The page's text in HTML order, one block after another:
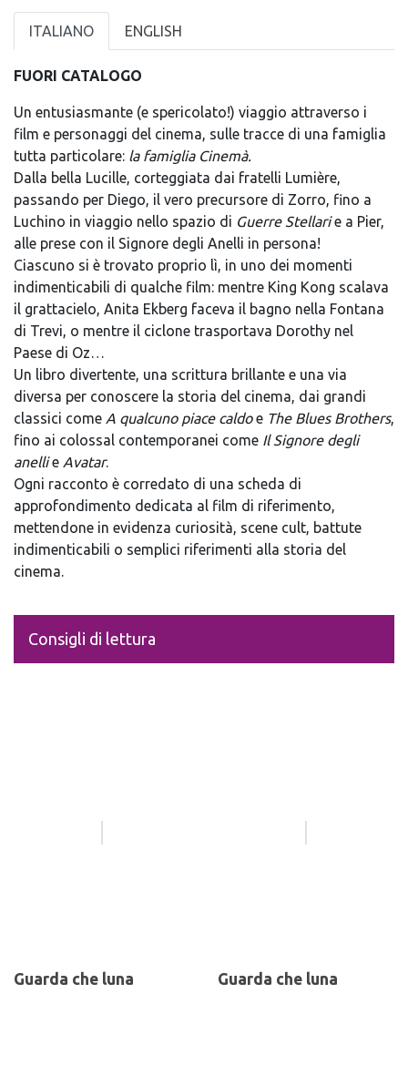
ITALIANO ENGLISH
FUORI CATALOGO
Un entusiasmante (e spericolato!) viaggio attraverso i
film e personaggi del cinema, sulle tracce di una famiglia
tutta particolare: la famiglia Cinemà.
Dalla bella Lucille, corteggiata dai fratelli Lumière,
passando per Diego, il vero precursore di Zorro, fino a
Luchino in viaggio nello spazio di Guerre Stellarie a Pier,
alle prese con il Signore degli Anelli in persona!
Ciascuno si è trovato proprio lì, in uno dei momenti
indimenticabili di qualche film: mentre King Kong scalava
il grattacielo, Anita Ekberg faceva il bagno nella Fontana
di Trevi, o mentre il ciclone trasportava Dorothy nel
Paese di Oz…
Un libro divertente, una scrittura brillante e una via
diversa per conoscere la storia del cinema, dai grandi
classici come A qualcuno piace caldoe The Blues Brothers,
fino ai colossal contemporanei come Il Signore degli
anellie Avatar.
Ogni racconto è corredato di una scheda di
approfondimento dedicata al film di riferimento,
mettendone in evidenza curiosità, scene cult, battute
indimenticabili o semplici riferimenti alla storia del
cinema.
Consigli di lettura
Guarda che luna Guarda che luna